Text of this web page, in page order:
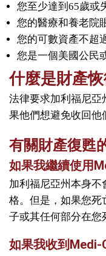
您至少達到65歲或
您的醫療和養老院
您的可數資產不超
您是一個美國公民
什麼是財產恢
法律要求加利福尼
果他們想避免收回他
有關財產復甦
如果我繼續使用
加利福尼亞州本身
格。但是，如果您
子或其任何部分在您
如果我收到Medi-